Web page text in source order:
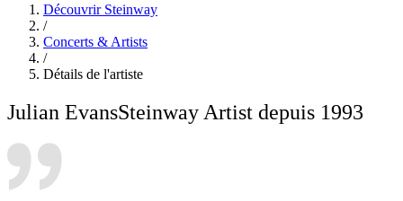
Découvrir Steinway
/
Concerts & Artists
/
Détails de l'artiste
Julian EvansSteinway Artist depuis 1993